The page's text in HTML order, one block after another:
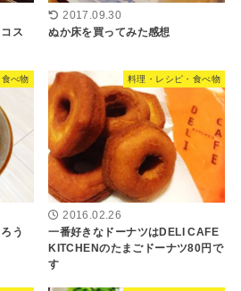
ス
2017.09.30
ぬか床を買ってみた感想
べ物
う
料理・レシピ・食べ物
2016.02.26
一番好きなドーナツはDELI CAFE
KITCHENのたまごドーナツ80円で
す